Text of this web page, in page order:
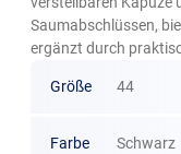
Saumabschlüssen,
ergänzt durch
Größe 44
Farbe Schwarz